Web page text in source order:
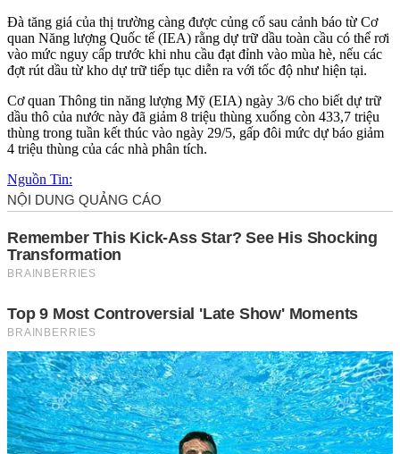
Đà tăng giá của thị trường càng được củng cố sau cảnh báo từ Cơ
quan Năng lượng Quốc tế (IEA) rằng dự trữ dầu toàn cầu có thể rơi
vào mức nguy cấp trước khi nhu cầu đạt đỉnh vào mùa hè, nếu các
đợt rút dầu từ kho dự trữ tiếp tục diễn ra với tốc độ như hiện tại.
Cơ quan Thông tin năng lượng Mỹ (EIA) ngày 3/6 cho biết dự trữ
dầu thô của nước này đã giảm 8 triệu thùng xuống còn 433,7 triệu
thùng trong tuần kết thúc vào ngày 29/5, gấp đôi mức dự báo giảm
4 triệu thùng của các nhà phân tích.
Nguồn Tin: